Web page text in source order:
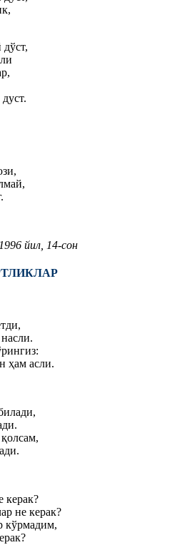
йил, 14-сон
ҳам асли.
керак?
не керак?
кўрмадим,